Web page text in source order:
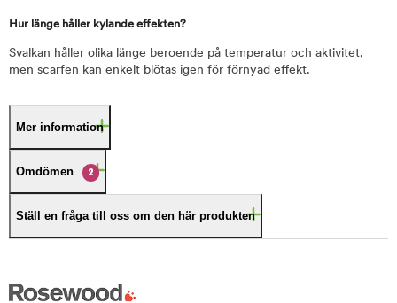
Hur länge håller kylande effekten?
Svalkan håller olika länge beroende på temperatur och aktivitet,
men scarfen kan enkelt blötas igen för förnyad effekt.
Mer information
Omdömen 2
Ställ en fråga till oss om den här produkten